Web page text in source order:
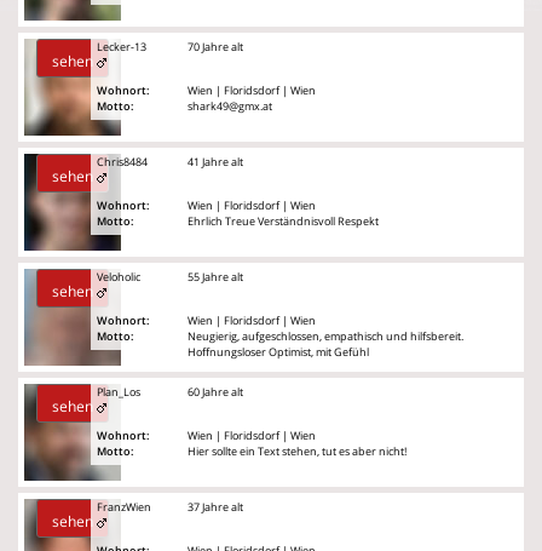
sehen
Lecker-13
Wohnort:
Motto:
70 Jahre alt
Wien | Floridsdorf | Wien
shark49@gmx.at
sehen
Chris8484
Wohnort:
Motto:
41 Jahre alt
Wien | Floridsdorf | Wien
Ehrlich Treue Verständnisvoll Respekt
sehen
Veloholic
Wohnort:
Motto:
55 Jahre alt
Wien | Floridsdorf | Wien
Neugierig, aufgeschlossen, empathisch und hilfsbereit.
Hoffnungsloser Optimist, mit Gefühl
sehen
Plan_Los
Wohnort:
Motto:
60 Jahre alt
Wien | Floridsdorf | Wien
Hier sollte ein Text stehen, tut es aber nicht!
sehen
FranzWien 37 Jahre alt